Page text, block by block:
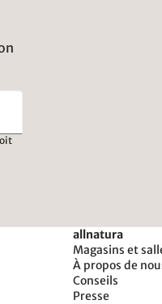
allnatura
Magasins et
À propos de
Conseils
Presse